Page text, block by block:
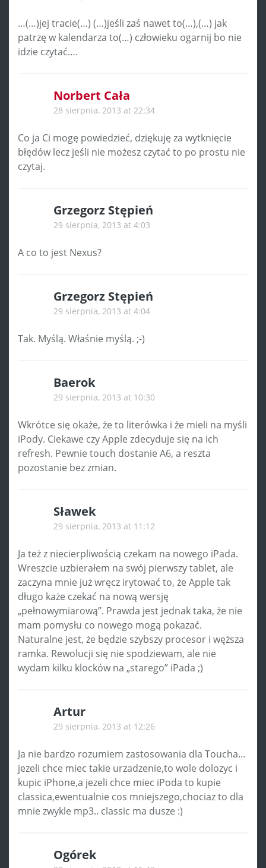
…(…)jej tracie(…) (…)jeśli zaś nawet to(…),(…) jak
patrzę w kalendarza to(…) człowieku ogarnij bo nie
idzie czytać….
Norbert Cała
28 sierpnia, 2013 at 22:34
Co ja Ci mogę powiedzieć, dziękuję za wytknięcie
błędów lecz jeśli nie możesz czytać to po prostu nie
czytaj.
Grzegorz Stępień
29 sierpnia, 2013 at 4:03
A co to jest Nexus?
Grzegorz Stępień
29 sierpnia, 2013 at 4:04
Tak. Myślą. Właśnie myślą. ;-)
Baerok
29 sierpnia, 2013 at 10:30
Wkrótce się okaże, że to literówka i że mieli na myśli
iPody. Ciekawe czy Apple zdecyduje się na ich
refresh. Pewnie touch dostanie A6, a reszta
pozostanie bez zmian.
Sławek
29 sierpnia, 2013 at 11:12
Ja też z niecierpliwością czekam na nowego iPada.
Wreszcie uzbierałem na swój pierwszy tablet, ale
zaczyna mnie już wręcz irytować to, że Apple tak
długo każe czekać na nową wersję
„pełnowymiarową”. Prawda jest jednak taka, że nie
mam pomysłu co nowego mogą pokazać.
Naturalne jest, że będzie szybszy procesor i węższa
ramka. Rewolucji się nie spodziewam, ale nie
wydam kilku klocków na „starego” iPada ;)
Artur
29 sierpnia, 2013 at 12:26
Ja nie bardzo rozumiem zastosowania dla Toucha…
jezeli chce miec takie urzadzenie,to wole dolozyc i
kupic iPhone,a jezeli chce miec iPoda to kupie
classica,ewentualnie cos mniejszego,chociaz to dla
mnie zwykle mp3.. classic ma dusze :)
Ogórek